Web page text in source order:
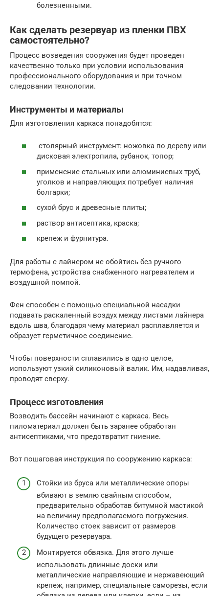
болезненными.
Как сделать резервуар из пленки ПВХ
самостоятельно?
Процесс возведения сооружения будет проведен
качественно только при условии использования
профессионального оборудования и при точном
следовании технологии.
Инструменты и материалы
Для изготовления каркаса понадобятся:
столярный инструмент: ножовка по дереву или
дисковая электропила, рубанок, топор;
применение стальных или алюминиевых труб,
уголков и направляющих потребует наличия
болгарки;
сухой брус и древесные плиты;
раствор антисептика, краска;
крепеж и фурнитура.
Для работы с лайнером не обойтись без ручного
термофена, устройства снабженного нагревателем и
воздушной помпой.
Фен способен с помощью специальной насадки
подавать раскаленный воздух между листами лайнера
вдоль шва, благодаря чему материал расплавляется и
образует герметичное соединение.
Чтобы поверхности сплавились в одно целое,
используют узкий силиконовый валик. Им, надавливая,
проводят сверху.
Процесс изготовления
Возводить бассейн начинают с каркаса. Весь
пиломатериал должен быть заранее обработан
антисептиками, что предотвратит гниение.
Вот пошаговая инструкция по сооружению каркаса:
Стойки из бруса или металлические опоры
вбивают в землю свайным способом,
предварительно обработав битумной мастикой
на величину предполагаемого погружения.
Количество стоек зависит от размеров
будущего резервуара.
Монтируется обвязка. Для этого лучше
использовать длинные доски или
металлические направляющие и нержавеющий
крепеж, например, специальные саморезы, если